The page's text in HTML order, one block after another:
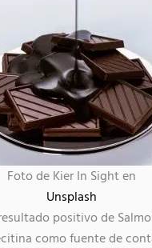
Foto de Kier In Sight en
Unsplash
positivo de
como fuente de